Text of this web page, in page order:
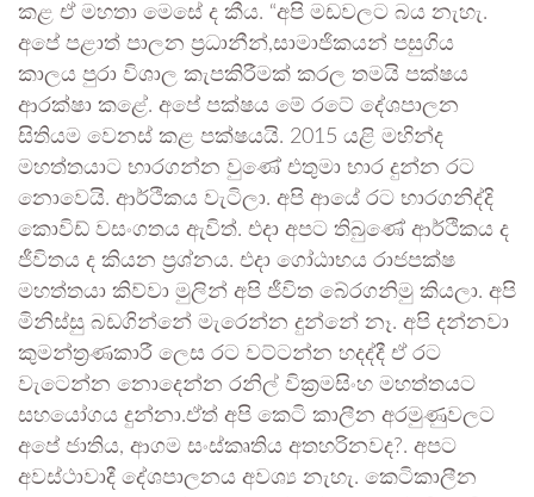
කළ ඒ මහතා මෙසේ ද කීය. “අපි මඩවලට බය නැහැ.
අපේ පළාත් පාලන ප්‍රධානීන්,සාමාජිකයන් පසුගිය
කාලය පුරා විශාල කැපකිරීමක් කරල තමයි පක්ෂය
ආරක්ෂා කළේ. අපේ පක්ෂය මේ රටේ දේශපාලන
සිතියම වෙනස් කළ පක්ෂයයි. 2015 යළි මහින්ද
මහත්තයාට භාරගන්න වුණේ එතුමා භාර දුන්න රට
නොවෙයි. ආර්ථිකය වැටිලා. අපි ආයේ රට භාරගනිද්දි
කොවිඩ් වසංගතය ඇවිත්. එදා අපට තිබුණේ ආර්ථිකය ද
ජීවිතය ද කියන ප්‍රශ්නය. එදා ගෝඨාභය රාජපක්ෂ
මහත්තයා කිව්වා මුලින් අපි ජීවිත බේරගනිමු කියලා. අපි
මිනිස්සු බඩගින්නේ මැරෙන්න දුන්නේ නෑ. අපි දන්නවා
කුමන්ත්‍රණකාරී ලෙස රට වට්ටන්න හදද්දී ඒ රට
වැටෙන්න නොදෙන්න රනිල් වික්‍රමසිංහ මහත්තයට
සහයෝගය දුන්නා.ඒත් අපි කෙටි කාලීන අරමුණුවලට
අපේ ජාතිය, ආගම සංස්කෘතිය අතහරිනවද?. අපට
අවස්ථාවාදී දේශපාලනය අවශ්‍ය නැහැ. කෙටිකාලීන